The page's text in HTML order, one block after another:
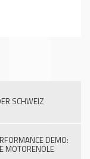
SCHWEIZ
DEMO:
MOTORENÖLE